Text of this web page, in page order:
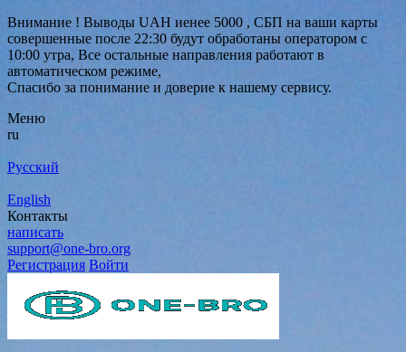
Внимание ! Выводы UAH иенее 5000 , СБП на ваши карты
совершенные после 22:30 будут обработаны оператором с
10:00 утра, Все остальные направления работают в
автоматическом режиме,
Спасибо за понимание и доверие к нашему сервису.
Меню
ru
Русский
English
Контакты
написать
support@one-bro.org
Регистрация Войти